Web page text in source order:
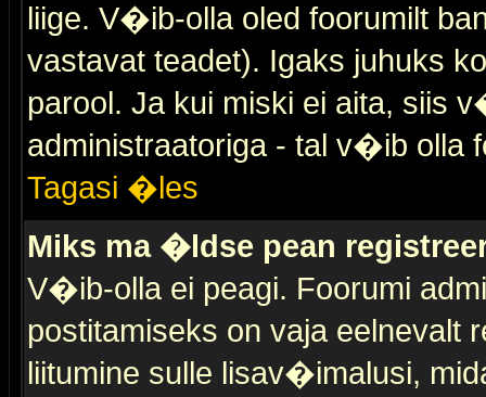
liige. V�ib-olla oled foorumilt
vastavat teadet). Igaks juhuks
parool. Ja kui miski ei aita, siis
administraatoriga - tal v�ib olla
Tagasi �les
Miks ma �ldse pean
V�ib-olla ei peagi. Foorumi
postitamiseks on vaja eelnevalt
liitumine sulle lisav�imalusi,